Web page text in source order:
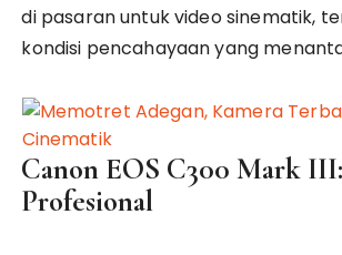
di pasaran untuk video sinematik,
kondisi pencahayaan yang
Canon EOS C300 Mark
Profesional